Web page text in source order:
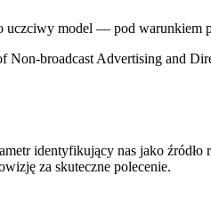
uczciwy model — pod warunkiem
Non-broadcast Advertising and
identyfikujący nas jako
za skuteczne polecenie.